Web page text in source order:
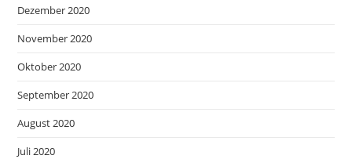
Dezember 2020
November 2020
Oktober 2020
September 2020
August 2020
Juli 2020